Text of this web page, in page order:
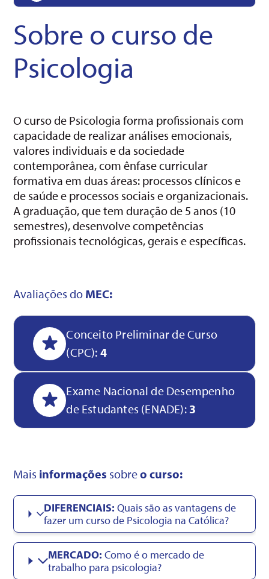
Sobre o curso de
Psicologia
O curso de Psicologia forma profissionais com
capacidade de realizar análises emocionais,
valores individuais e da sociedade
contemporânea, com ênfase curricular
formativa em duas áreas: processos clínicos e
de saúde e processos sociais e organizacionais.
A graduação, que tem duração de 5 anos (10
semestres), desenvolve competências
profissionais tecnológicas, gerais e específicas.
Avaliações do MEC:
Conceito Preliminar de Curso
(CPC): 4
Exame Nacional de Desempenho
de Estudantes (ENADE): 3
Mais informações sobreo curso:
DIFERENCIAIS: Quais são as vantagens de
fazer um curso de Psicologia na Católica?
MERCADO: Como é o mercado de
trabalho para psicologia?